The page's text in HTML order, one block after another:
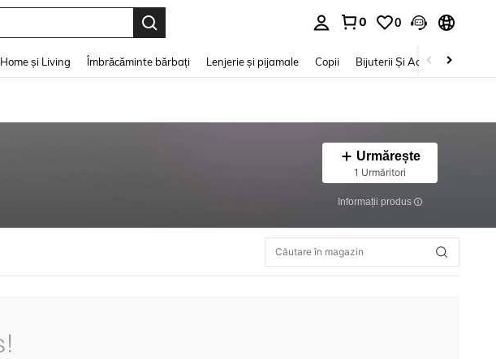
0 0
Home și Living Îmbrăcăminte bărbați Lenjerie și pijamale Copii Bijuterii Și Accesorii
Urmărește
1 Urmăritori
Informații produs